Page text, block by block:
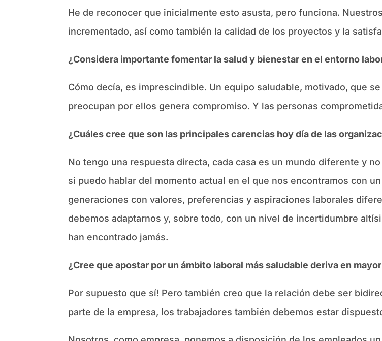
He de reconocer que inicialmente esto asusta, pero funciona.
incrementado, así como también la calidad de los proyectos y la
¿Considera importante fomentar la salud y bienestar en el entorno
Cómo decía, es imprescindible. Un equipo saludable, motivado, que
preocupan por ellos genera compromiso. Y las personas
¿Cuáles cree que son las principales carencias hoy día de las
No tengo una respuesta directa, cada casa es un mundo diferente y
si puedo hablar del momento actual en el que nos encontramos con
generaciones con valores, preferencias y aspiraciones laborales
debemos adaptarnos y, sobre todo, con un nivel de incertidumbre
han encontrado jamás.
¿Cree que apostar por un ámbito laboral más saludable deriva en
Por supuesto que sí! Pero también creo que la relación debe ser
parte de la empresa, los trabajadores también debemos estar